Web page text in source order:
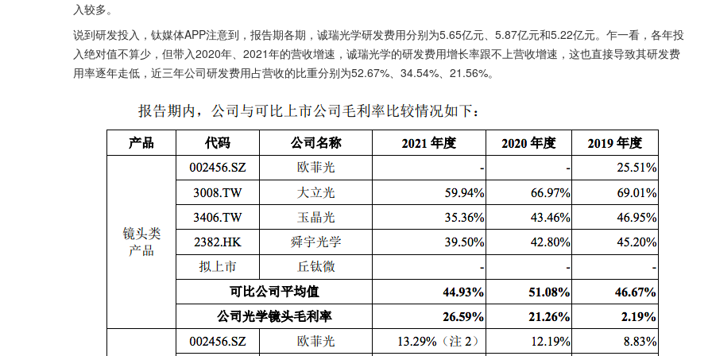
入较多。
说到研发投入，钛媒体APP注意到，报告期各期，诚瑞光学研发费用分别为5.65亿元、5.87亿元和5.22亿元。乍一看，各年投
入绝对值不算少，但带入2020年、2021年的营收增速，诚瑞光学的研发费用增长率跟不上营收增速，这也直接导致其研发费
用率逐年走低，近三年公司研发费用占营收的比重分别为52.67%、34.54%、21.56%。